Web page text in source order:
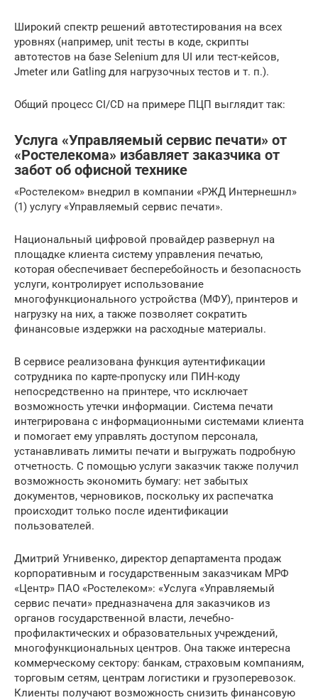
Широкий спектр решений автотестирования на всех
уровнях (например, unit тесты в коде, скрипты
автотестов на базе Selenium для UI или тест-кейсов,
Jmeter или Gatling для нагрузочных тестов и т. п.).
Общий процесс CI/CD на примере ПЦП выглядит так:
Услуга «Управляемый сервис печати» от
«Ростелекома» избавляет заказчика от
забот об офисной технике
«Ростелеком» внедрил в компании «РЖД Интернешнл»
(1) услугу «Управляемый сервис печати».
Национальный цифровой провайдер развернул на
площадке клиента систему управления печатью,
которая обеспечивает бесперебойность и безопасность
услуги, контролирует использование
многофункционального устройства (МФУ), принтеров и
нагрузку на них, а также позволяет сократить
финансовые издержки на расходные материалы.
В сервисе реализована функция аутентификации
сотрудника по карте-пропуску или ПИН-коду
непосредственно на принтере, что исключает
возможность утечки информации. Система печати
интегрирована с информационными системами клиента
и помогает ему управлять доступом персонала,
устанавливать лимиты печати и выгружать подробную
отчетность. С помощью услуги заказчик также получил
возможность экономить бумагу: нет забытых
документов, черновиков, поскольку их распечатка
происходит только после идентификации
пользователей.
Дмитрий Угнивенко, директор департамента продаж
корпоративным и государственным заказчикам МРФ
«Центр» ПАО «Ростелеком»: «Услуга «Управляемый
сервис печати» предназначена для заказчиков из
органов государственной власти, лечебно-
профилактических и образовательных учреждений,
многофункциональных центров. Она также интересна
коммерческому сектору: банкам, страховым компаниям,
торговым сетям, центрам логистики и грузоперевозок.
Клиенты получают возможность снизить финансовую